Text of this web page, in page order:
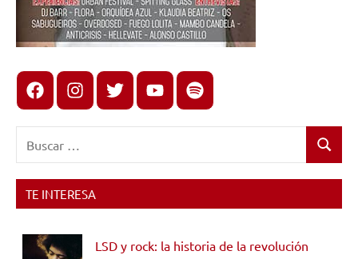
FacebookInstagram
X youtubespotify
Buscar
TE INTERESA
LSD y rock: la historia de la revolución